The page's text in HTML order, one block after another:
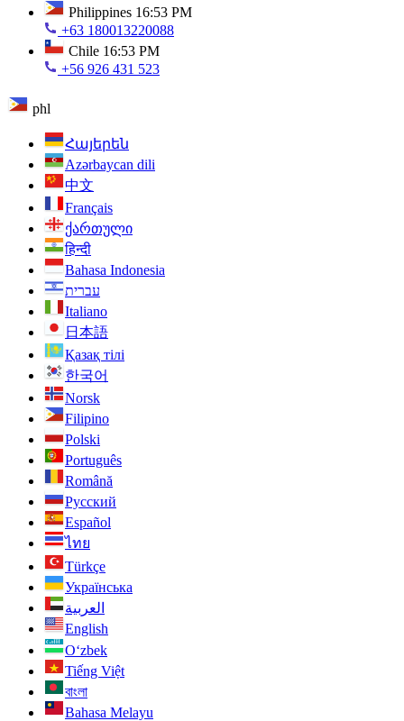
Philippines 16:53 PM
+63 180013220088
Chile 16:53 PM
+56 926 431 523
phl
Հայերեն
Azərbaycan dili
中文
Français
ქართული
हिन्दी
Bahasa Indonesia
עברית
Italiano
日本語
Қазақ тілі
한국어
Norsk
Filipino
Polski
Português
Română
Русский
Español
ไทย
Türkçe
Українська
العربية
English
O‘zbek
Tiếng Việt
বাংলা
Bahasa Melayu